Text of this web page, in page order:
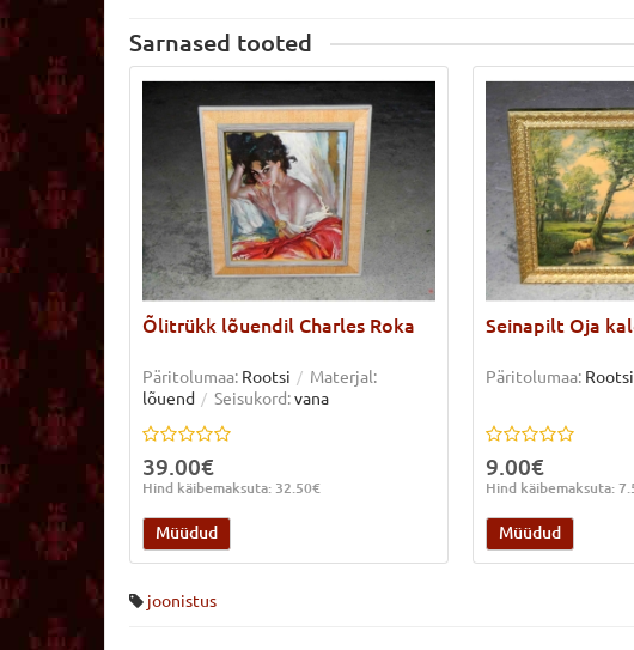
Sarnased tooted
Õlitrükk lõuendil Charles Roka
Päritolumaa: Rootsi
Materjal:
lõuend
Seisukord:vana
39.00€
Hind käibemaksuta: 32.50€
Müüdud
Seinapilt Oja
Päritolumaa: Rootsi
9.00€
Hind käibemaksuta:
Müüdud
joonistus